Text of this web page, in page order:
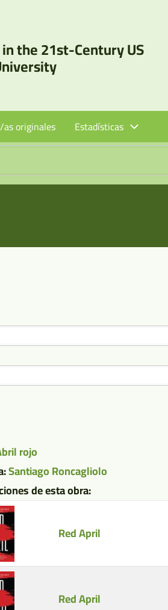
the 21st-Century US
originales Estadísticas
rojo
Santiago Roncagliolo
de esta obra:
Red April
Red April